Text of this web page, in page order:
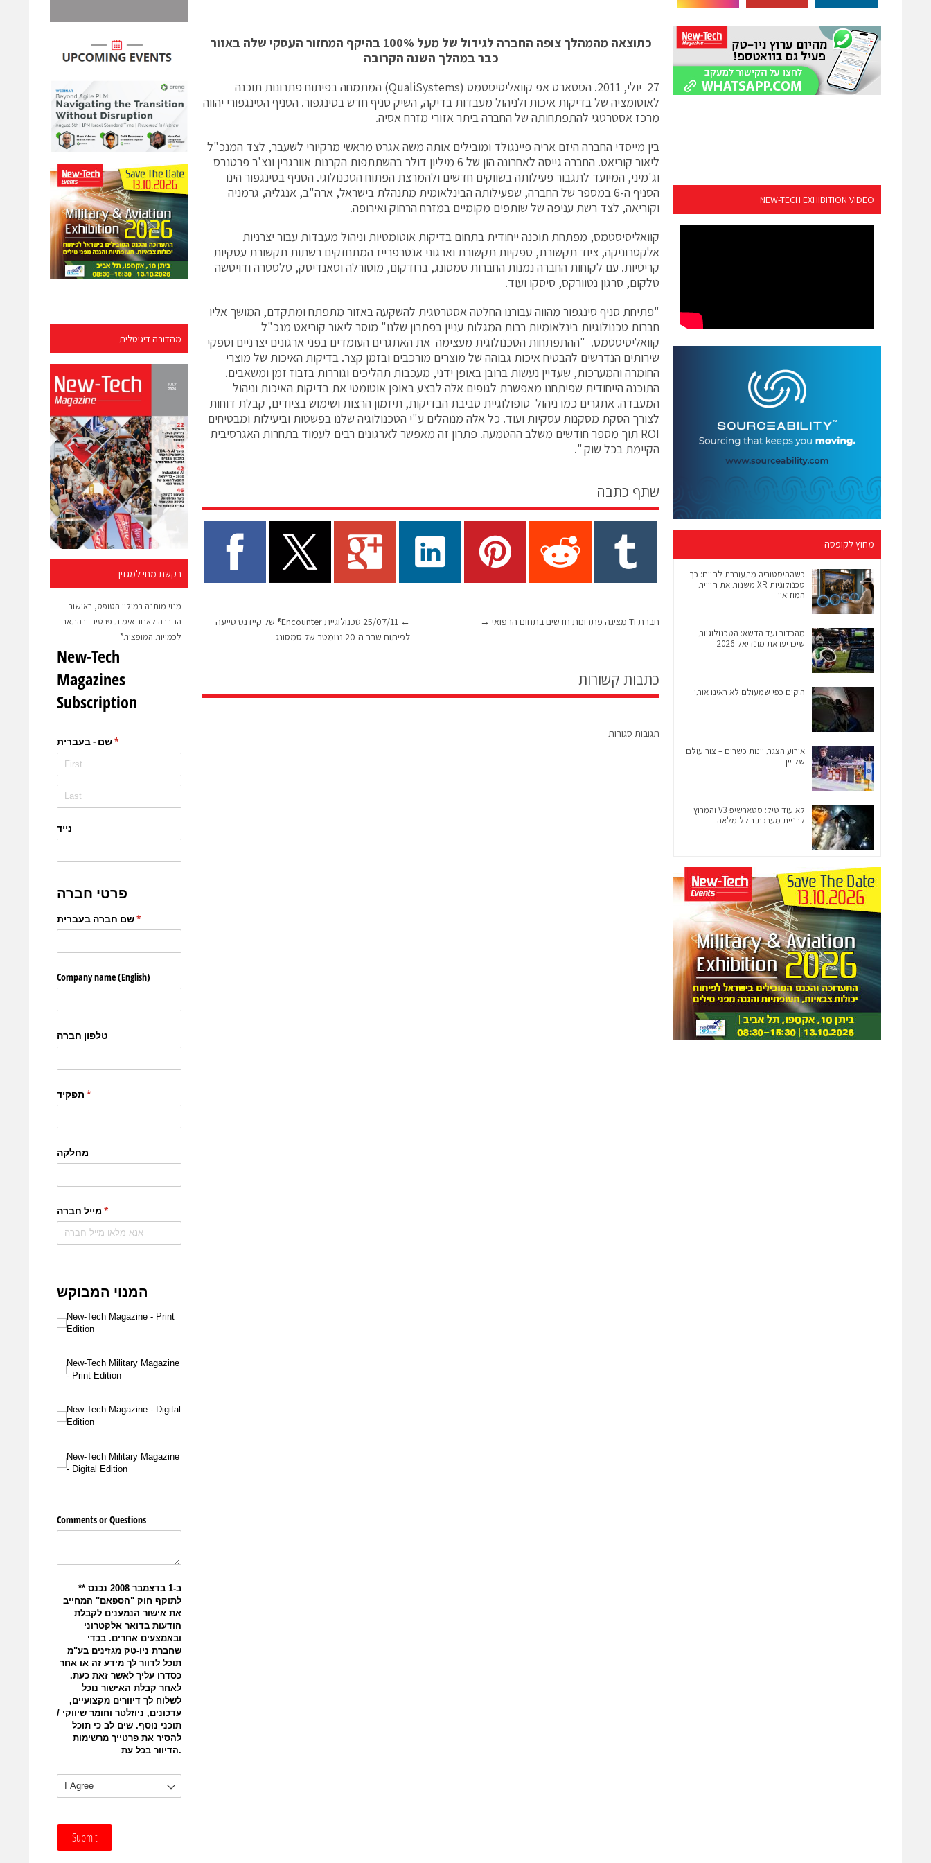
מהדורה דיגיטלית
בקשת מנוי למגזין
מנוי מותנה במילוי הטופס, באישור
החברה לאחר אימות פרטים ובהתאם
לכמויות המופצות*
כתוצאה מהמהלך צופה החברה לגידול של מעל 100% בהיקף המחזור העסקי שלה באזור
כבר במהלך השנה הקרובה
27 יולי, 2011. הסטארט אפ קוואליסיסטמס (QualiSystems) המתמחה בפיתוח פתרונות תוכנה
לאוטומציה של בדיקות איכות ולניהול מעבדות בדיקה, השיק סניף חדש בסינגפור. הסניף הסינגפורי יהווה
מרכז אסטרטגי להתפתחותה של החברה ביתר אזורי מזרח אסיה.
בין מייסדי החברה היזם אריה פיינגולד ומובילים אותה משה אגרט מראשי מרקיורי לשעבר, לצד המנכ"ל
ליאור קוריאט. החברה גייסה לאחרונה הון של 6 מיליון דולר בהשתתפות הקרנות אוורגרין ונצ'ר פרטנרס
וג'מיני, המיועד לתגבור פעילותה בשווקים חדשים ולהמרצת הפתוח הטכנולוגי. הסניף בסינגפור הינו
הסניף ה-6 במספר של החברה, שפעילותה הבינלאומית מתנהלת בישראל, ארה"ב, אנגליה, גרמניה
וקוריאה, לצד רשת עניפה של שותפים מקומיים במזרח הרחוק ואירופה.
קוואליסיסטמס, מפתחת תוכנה ייחודית בתחום בדיקות אוטומטיות וניהול מעבדות עבור יצרניות
אלקטרוניקה, ציוד תקשורת, ספקיות תקשורת וארגוני אנטרפרייז המתחזקים רשתות תקשורת עסקיות
קריטיות. עם לקוחות החברה נמנות החברות סמסונג, ברודקום, מוטורלה וסאנדיסק, טלסטרה ודויטשה
טלקום, סרגון נטוורקס, סיסקו ועוד.
"פתיחת סניף סינגפור מהווה עבורנו החלטה אסטרטגית להשקעה באזור מתפתח ומתקדם, המושך אליו
חברות טכנולוגיות בינלאומיות רבות המגלות עניין בפתרון שלנו" מוסר ליאור קוריאט מנכ"ל
קוואליסיסטמס. "ההתפתחות הטכנולוגית מעצימה את האתגרים העומדים בפני ארגונים יצרניים וספקי
שירותים הנדרשים להבטיח איכות גבוהה של מוצרים מורכבים ובזמן קצר. בדיקות האיכות של מוצרי
החומרה והמערכות, שעדיין נעשות ברובן באופן ידני, מעכבות תהליכים וגוררות בזבוז זמן ומשאבים.
התוכנה הייחודית שפיתחנו מאפשרת לגופים אלה לבצע באופן אוטומטי את בדיקות האיכות וניהול
המעבדה. אתגרים כמו ניהול טופולוגיית סביבת הבדיקות, תיזמון הרצות ושימוש בציודים, קבלת דוחות
לצורך הסקת מסקנות עסקיות ועוד. כל אלה מנוהלים ע"י הטכנולוגיה שלנו בפשטות וביעילות ומבטיחים
ROI תוך מספר חודשים משלב ההטמעה. פתרון זה מאפשר לארגונים רבים לעמוד בתחרות האגרסיבית
הקיימת בכל שוק ".
שתף כתבה
←
25/07/11 טכנולוגיית Encounter® של קיידנס סייעה
לפיתוח שבב ה-20 ננומטר של סמסונג
חברת TI מציגה פתרונות חדשים בתחום הרפואי →
כתבות קשורות
תגובות סגורות
NEW-TECH EXHIBITION VIDEO
מחוץ לקופסה
כשההיסטוריה מתעוררת לחיים: כך
טכנולוגיות XR משנות את חוויית
המוזיאון
מהכדור ועד הדשא: הטכנולוגיות
שיכריעו את מונדיאל 2026
היקום כפי שמעולם לא ראינו אותו
אירוע הצגת יינות כשרים – צור עולם
של יין
לא עוד טיל: סטארשיפ V3 והמרוץ
לבניית מערכת חלל מלאה